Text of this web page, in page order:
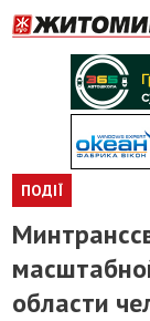
ПОДІЇ
области